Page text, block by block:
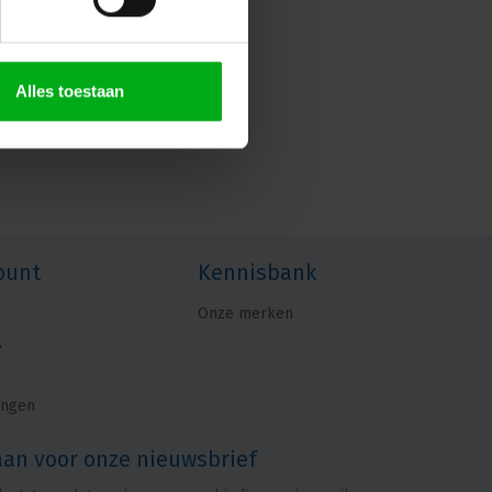
Alles toestaan
Kennisbank
Onze merken
voor onze nieuwsbrief